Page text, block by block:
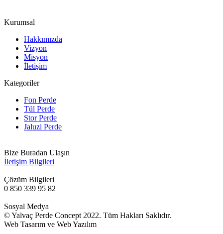
Kurumsal
Hakkımızda
Vizyon
Misyon
İletişim
Kategoriler
Fon Perde
Tül Perde
Stor Perde
Jaluzi Perde
Bize Buradan Ulaşın
İletişim Bilgileri
Çözüm Bilgileri
0 850 339 95 82
Sosyal Medya
© Yalvaç Perde Concept 2022. Tüm Hakları Saklıdır.
Web Tasarım ve Web Yazılım